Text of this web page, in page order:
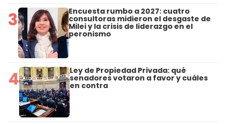
3 Encuesta rumbo a 2027: cuatro
consultoras midieron el desgaste de
Milei y la crisis de liderazgo en el
peronismo
4 Ley de Propiedad Privada: qué
senadores votaron a favor y cuáles
en contra